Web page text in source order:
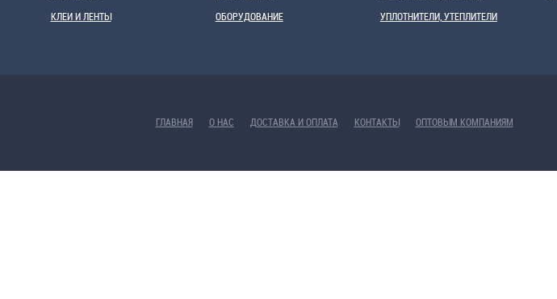
КЛЕИ И ЛЕНТЫ
ОБОРУДОВАНИЕ
УПЛОТНИТЕЛИ, УТЕПЛИТЕЛИ
ГЛАВНАЯ О НАС ДОСТАВКА И ОПЛАТА КОНТАКТЫ ОПТОВЫМ КОМПАНИЯМ